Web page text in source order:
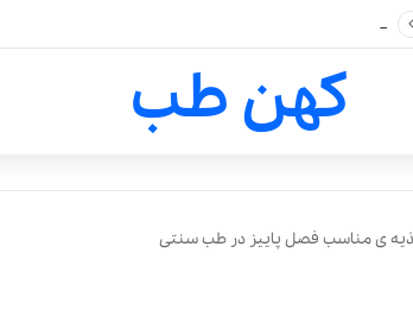
کهن طب
ی مناسب فصل پاییز در طب سنتی